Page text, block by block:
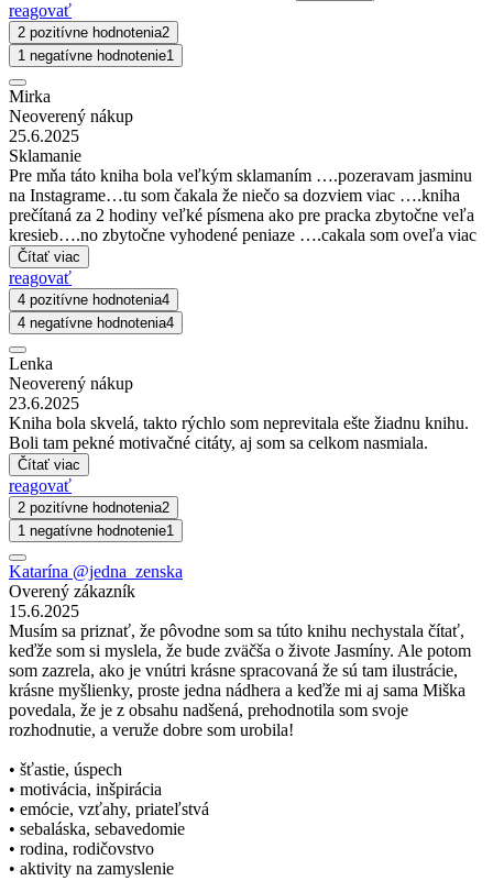
reagovať
2 pozitívne hodnotenia2
1 negatívne hodnotenie1
Mirka
Neoverený nákup
25.6.2025
Sklamanie
Pre mňa táto kniha bola veľkým sklamaním ….pozeravam jasminu
na Instagrame…tu som čakala že niečo sa dozviem viac ….kniha
prečítaná za 2 hodiny veľké písmena ako pre pracka zbytočne veľa
kresieb….no zbytočne vyhodené peniaze ….cakala som oveľa viac
Čítať viac
reagovať
4 pozitívne hodnotenia4
4 negatívne hodnotenia4
Lenka
Neoverený nákup
23.6.2025
Kniha bola skvelá, takto rýchlo som neprevitala ešte žiadnu knihu.
Boli tam pekné motivačné citáty, aj som sa celkom nasmiala.
Čítať viac
reagovať
2 pozitívne hodnotenia2
1 negatívne hodnotenie1
Katarína @jedna_zenska
Overený zákazník
15.6.2025
Musím sa priznať, že pôvodne som sa túto knihu nechystala čítať,
keďže som si myslela, že bude zväčša o živote Jasmíny. Ale potom
som zazrela, ako je vnútri krásne spracovaná že sú tam ilustrácie,
krásne myšlienky, proste jedna nádhera a keďže mi aj sama Miška
povedala, že je z obsahu nadšená, prehodnotila som svoje
rozhodnutie, a veruže dobre som urobila!
• šťastie, úspech
• motivácia, inšpirácia
• emócie, vzťahy, priateľstvá
• sebaláska, sebavedomie
• rodina, rodičovstvo
• aktivity na zamyslenie